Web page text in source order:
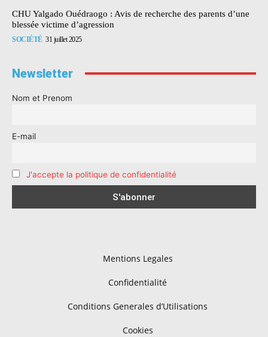
CHU Yalgado Ouédraogo : Avis de recherche des parents d’une
blessée victime d’agression
SOCIÉTÉ 31 juillet 2025
Newsletter
Nom et Prenom
E-mail
J'accepte la politique de confidentialité
Mentions Legales
Confidentialité
Conditions Generales d’Utilisations
Cookies